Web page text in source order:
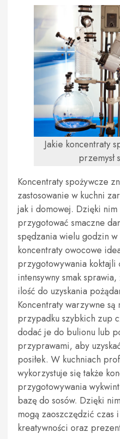
Jakie koncentraty
przemysł
Koncentraty spożywcze
zastosowanie w kuchni
jak i domowej. Dzięki nim
przygotować smaczne
spędzania wielu godzin
koncentraty owocowe
przygotowywania koktajli
intensywny smak
ilość do uzyskania
Koncentraty warzywne
przypadku szybkich zup
dodać je do bulionu lub
przyprawami, aby
posiłek. W kuchniach
wykorzystuje się także
przygotowywania
bazę do sosów. Dzięki
mogą zaoszczędzić czas
kreatywności oraz